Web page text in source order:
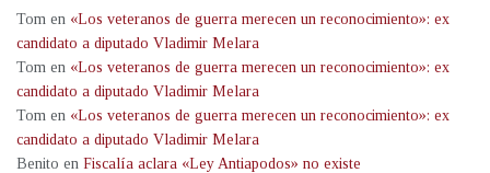
Tom en «Los veteranos de guerra merecen un reconocimiento»: ex
candidato a diputado Vladimir Melara
Tom en «Los veteranos de guerra merecen un reconocimiento»: ex
candidato a diputado Vladimir Melara
Tom en «Los veteranos de guerra merecen un reconocimiento»: ex
candidato a diputado Vladimir Melara
Benito en Fiscalía aclara «Ley Antiapodos» no existe